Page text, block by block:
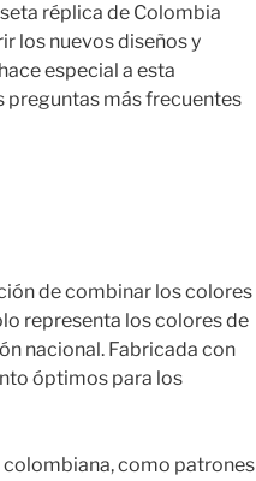
réplica de Colombia
los nuevos diseños y
especial a esta
preguntas más frecuentes
de combinar los colores
representa los colores de
nacional. Fabricada con
óptimos para los
colombiana, como patrones